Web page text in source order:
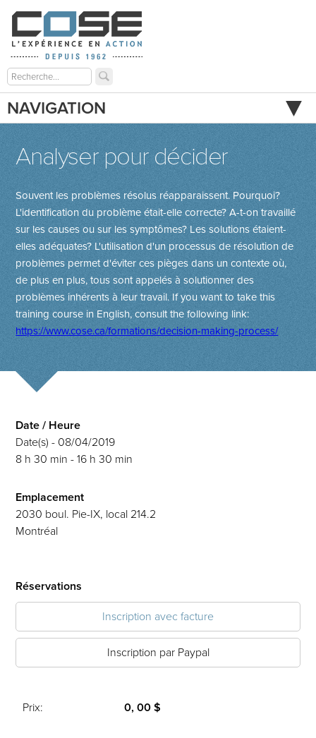
NAVIGATION
Analyser pour décider
Souvent les problèmes résolus réapparaissent. Pourquoi?
L'identification du problème était-elle correcte? A-t-on travaillé
sur les causes ou sur les symptômes? Les solutions étaient-
elles adéquates? L'utilisation d'un processus de résolution de
problèmes permet d'éviter ces pièges dans un contexte où,
de plus en plus, tous sont appelés à solutionner des
problèmes inhérents à leur travail.If you want to take this
training course in English, consult the following link:
https://www.cose.ca/formations/decision-making-process/
Date / Heure
Date(s) - 08/04/2019
8 h 30 min - 16 h 30 min
Emplacement
2030 boul. Pie-IX, local 214.2
Montréal
Réservations
Inscription avec facture
Inscription par Paypal
Prix: 0, 00 $